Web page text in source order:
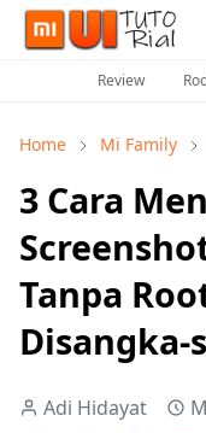
Review
Home Mi Family
3 Cara
Tanpa
Disangka-
Adi Hidayat